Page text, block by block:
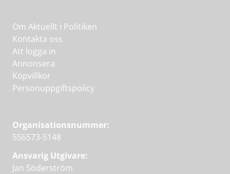
Om Aktuellt i Politiken
Kontakta oss
Att logga in
Annonsera
Köpvillkor
Personuppgiftspolicy
Organisationsnummer:
556573-5148
Ansvarig Utgivare:
Jan Söderström